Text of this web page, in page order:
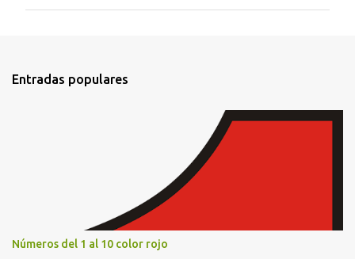
t
Entradas populares
Números del 1 al 10 color rojo